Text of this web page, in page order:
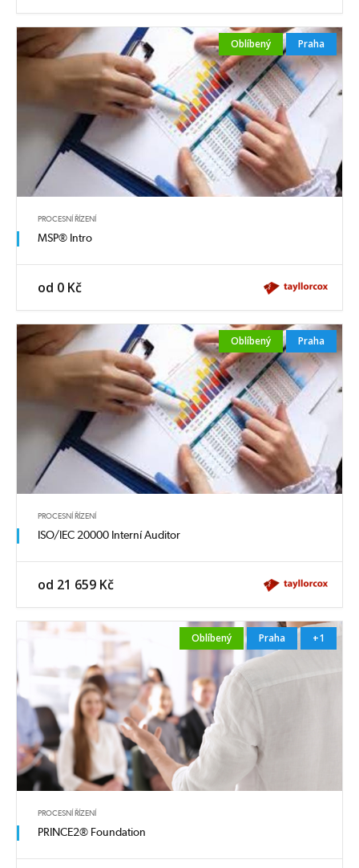
Oblíbený Praha
PROCESNÍ ŘÍZENÍ
MSP® Intro
od 0 Kč
Oblíbený Praha
PROCESNÍ ŘÍZENÍ
ISO/IEC 20000 Interní Auditor
od 21 659 Kč
Oblíbený Praha +1
PROCESNÍ ŘÍZENÍ
PRINCE2® Foundation